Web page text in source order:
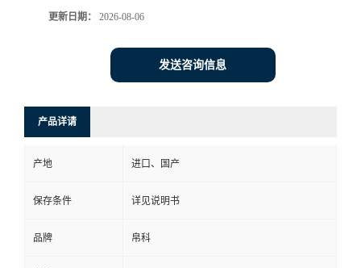
更新日期： 2026-08-06
发送咨询信息
产品详请
产地 进口、国产
保存条件 详见说明书
品牌 帛科